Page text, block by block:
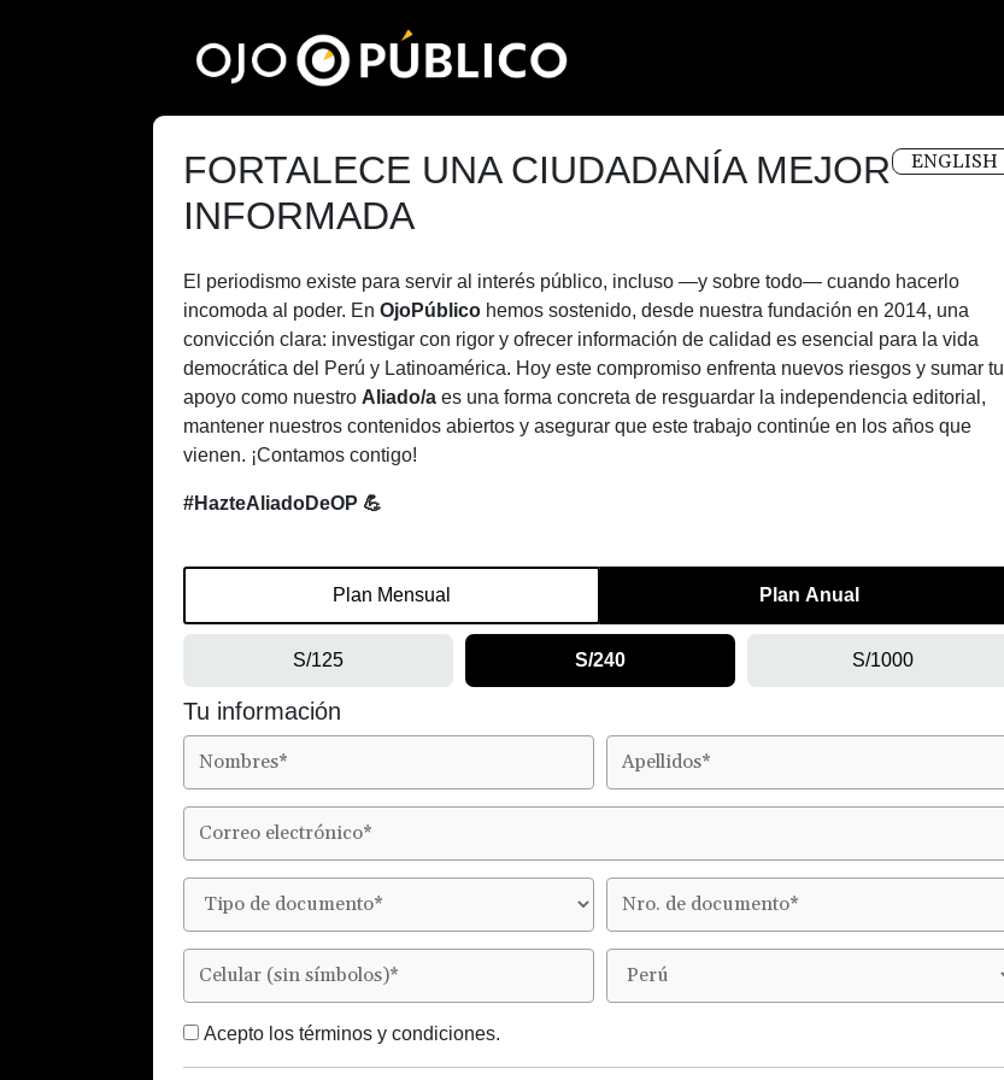
FORTALECE UNA CIUDADANÍA MEJOR
INFORMADA
ENGLISH
El periodismo existe para servir al interés público, incluso —y sobre todo— cuando hacerlo
incomoda al poder. En OjoPúblico hemos sostenido, desde nuestra fundación en 2014, una
convicción clara: investigar con rigor y ofrecer información de calidad es esencial para la vida
democrática del Perú y Latinoamérica. Hoy este compromiso enfrenta nuevos riesgos y sumar tu
apoyo como nuestro Aliado/a es una forma concreta de resguardar la independencia editorial,
mantener nuestros contenidos abiertos y asegurar que este trabajo continúe en los años que
vienen. ¡Contamos contigo!
#HazteAliadoDeOP 💪
Plan Mensual Plan Anual
S/125 S/240 S/1000
Tu información
Acepto los términos y condiciones.